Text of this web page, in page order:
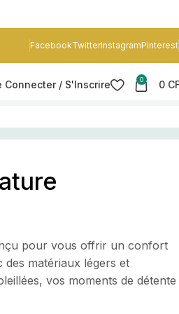
FacebookTwitterInstagramPinterest
Connecter / S'Inscrire 0 0
pour vous offrir un confort
des matériaux légers et
vos moments de détente